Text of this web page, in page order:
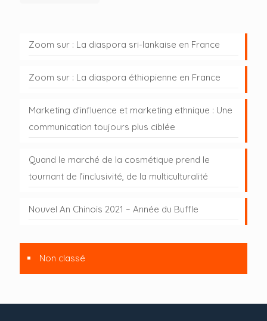
Zoom sur : La diaspora sri-lankaise en France
Zoom sur : La diaspora éthiopienne en France
Marketing d’influence et marketing ethnique : Une
communication toujours plus ciblée
Quand le marché de la cosmétique prend le
tournant de l’inclusivité, de la multiculturalité
Nouvel An Chinois 2021 – Année du Buffle
Non classé